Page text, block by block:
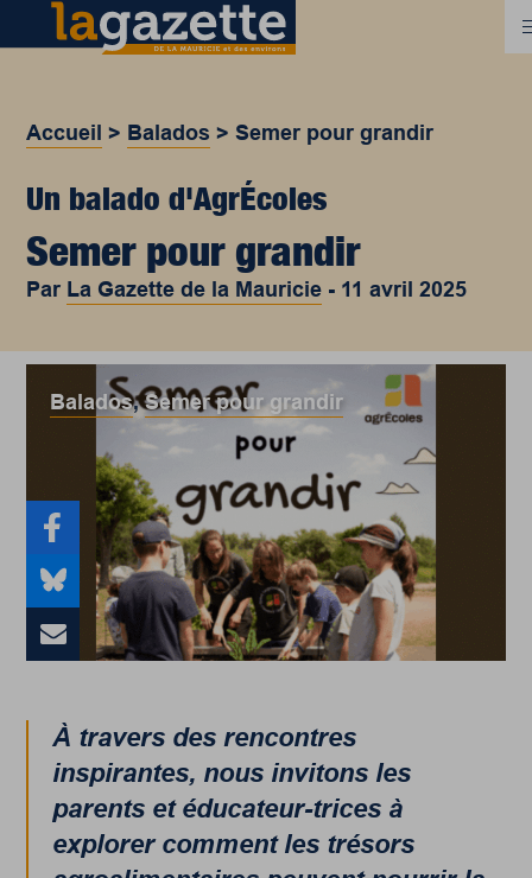
Accueil > Balados >Semer pour grandir
Un balado d'AgrÉcoles
Semer pour grandir
Par La Gazette de la Mauricie - 11 avril 2025
Balados,Semer pour grandir
À travers des rencontres
inspirantes, nous invitons les
parents et éducateur-trices à
explorer comment les trésors